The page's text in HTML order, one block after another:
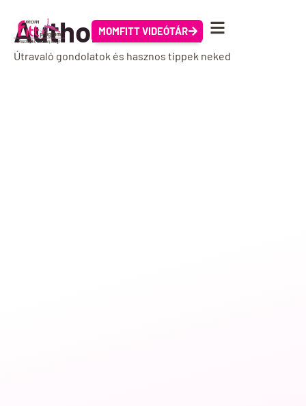
MOMFITT VIDEÓTÁR
Author:Vizuex
Útravaló gondolatok és hasznos tippek neked